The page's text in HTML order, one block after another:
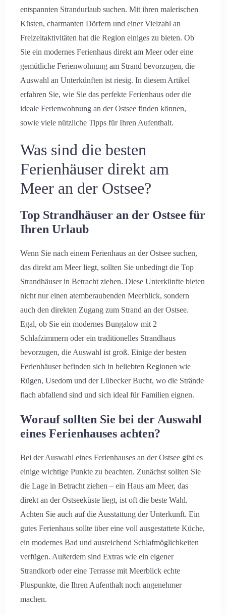
entspannten Strandurlaub suchen. Mit ihren malerischen
Küsten, charmanten Dörfern und einer Vielzahl an
Freizeitaktivitäten hat die Region einiges zu bieten. Ob
Sie ein modernes Ferienhaus direkt am Meer oder eine
gemütliche Ferienwohnung am Strand bevorzugen, die
Auswahl an Unterkünften ist riesig. In diesem Artikel
erfahren Sie, wie Sie das perfekte Ferienhaus oder die
ideale Ferienwohnung an der Ostsee finden können,
sowie viele nützliche Tipps für Ihren Aufenthalt.
Was sind die besten
Ferienhäuser direkt am
Meer an der Ostsee?
Top Strandhäuser an der Ostsee für
Ihren Urlaub
Wenn Sie nach einem Ferienhaus an der Ostsee suchen,
das direkt am Meer liegt, sollten Sie unbedingt die Top
Strandhäuser in Betracht ziehen. Diese Unterkünfte bieten
nicht nur einen atemberaubenden Meerblick, sondern
auch den direkten Zugang zum Strand an der Ostsee.
Egal, ob Sie ein modernes Bungalow mit 2
Schlafzimmern oder ein traditionelles Strandhaus
bevorzugen, die Auswahl ist groß. Einige der besten
Ferienhäuser befinden sich in beliebten Regionen wie
Rügen, Usedom und der Lübecker Bucht, wo die Strände
flach abfallend sind und sich ideal für Familien eignen.
Worauf sollten Sie bei der Auswahl
eines Ferienhauses achten?
Bei der Auswahl eines Ferienhauses an der Ostsee gibt es
einige wichtige Punkte zu beachten. Zunächst sollten Sie
die Lage in Betracht ziehen – ein Haus am Meer, das
direkt an der Ostseeküste liegt, ist oft die beste Wahl.
Achten Sie auch auf die Ausstattung der Unterkunft. Ein
gutes Ferienhaus sollte über eine voll ausgestattete Küche,
ein modernes Bad und ausreichend Schlafmöglichkeiten
verfügen. Außerdem sind Extras wie ein eigener
Strandkorb oder eine Terrasse mit Meerblick echte
Pluspunkte, die Ihren Aufenthalt noch angenehmer
machen.